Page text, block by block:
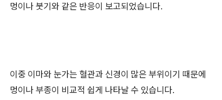
멍이나 붓기와 같은 반응이 보고되었습니다.
이중 이마와 눈가는 혈관과 신경이 많은 부위이기 때문에
멍이나 부종이 비교적 쉽게 나타날 수 있습니다.